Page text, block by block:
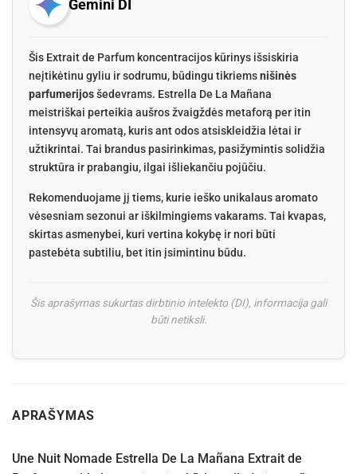
Gemini DI
Šis Extrait de Parfum koncentracijos kūrinys išsiskiria
neįtikėtinu gyliu ir sodrumu, būdingu tikriemsnišinės
parfumerijosšedevrams. Estrella De La Mañana
meistriškai perteikia aušros žvaigždės metaforą per itin
intensyvų aromatą, kuris ant odos atsiskleidžia lėtai ir
užtikrintai. Tai brandus pasirinkimas, pasižymintis solidžia
struktūra ir prabangiu, ilgai išliekančiu pojūčiu.
Rekomenduojame jį tiems, kurie ieško unikalaus aromato
vėsesniam sezonui ar iškilmingiems vakarams. Tai kvapas,
skirtas asmenybei, kuri vertina kokybę ir nori būti
pastebėta subtiliu, bet itin įsimintinu būdu.
Šis aprašymas sukurtas dirbtinio intelekto (DI), informacija gali
būti netiksli.
APRAŠYMAS
Une Nuit Nomade Estrella De La Mañana Extrait de